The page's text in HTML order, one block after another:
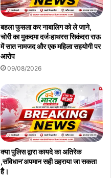
बहला फुसला कर नाबालिग को ले जाने,
चोरी का मुकदमा दर्जःहाथरस सिकंदरा राऊ
में सात नामजद और एक महिला सहयोगी पर
आरोप
09/08/2026
क्या पुलिस द्वारा कायदे का अतिरेक
,संविधान’अपमान सही ठहराया जा सकता
है।